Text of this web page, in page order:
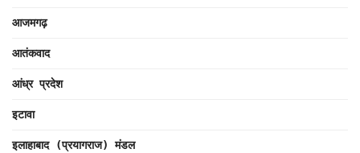
आजमगढ़
आतंकवाद
आंध्र प्रदेश
इटावा
इलाहाबाद (प्रयागराज) मंडल